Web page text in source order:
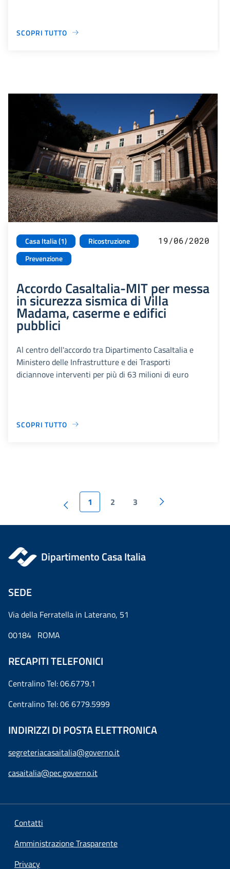
SCOPRI TUTTO
Casa Italia (1)
Ricostruzione
Prevenzione
19/06/2020
Accordo CasaItalia-MIT per messa
in sicurezza sismica di Villa
Madama, caserme e edifici
pubblici
Al centro dell'accordo tra Dipartimento CasaItalia e
Ministero delle Infrastrutture e dei Trasporti
diciannove interventi per più di 63 milioni di euro
SCOPRI TUTTO
1 2 3
Dipartimento Casa Italia
SEDE
Via della Ferratella in Laterano, 51
00184 ROMA
RECAPITI TELEFONICI
Centralino Tel: 06.6779.1
Centralino Tel: 06 6779.5999
INDIRIZZI DI POSTA ELETTRONICA
segreteriacasaitalia@governo.it
casaitalia@pec.governo.it
Contatti
Amministrazione Trasparente
Privacy